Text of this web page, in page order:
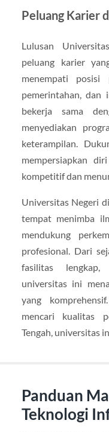
Peluang Karier
Lulusan
peluang karier
menempati
pemerintahan, dan
bekerja sama
menyediakan
keterampilan.
mempersiapkan
kompetitif dan
Universitas Negeri
tempat menimba
mendukung
profesional. Dari
fasilitas lengkap,
universitas ini
yang
mencari kualitas
Tengah, universitas
Panduan
Teknologi